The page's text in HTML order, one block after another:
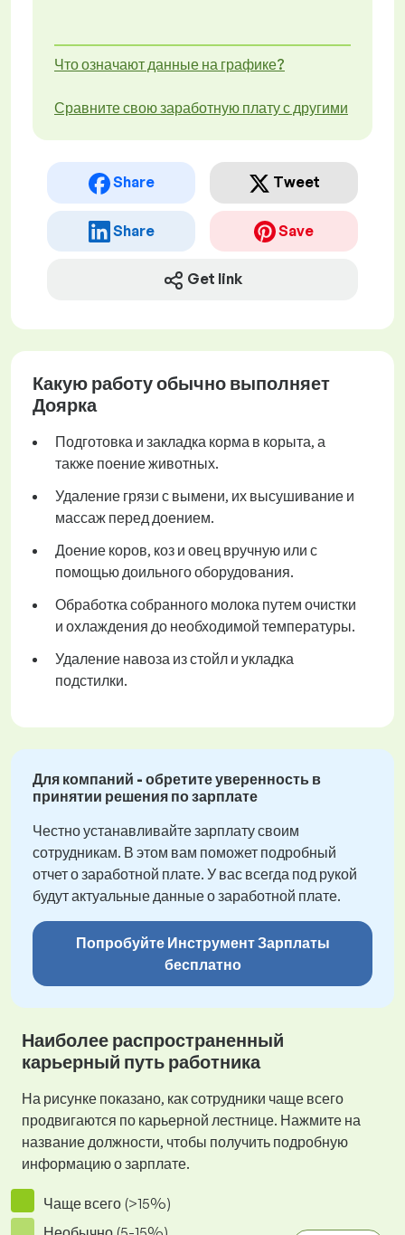
Что означают данные на графике?
Сравните свою заработную плату с другими
Share Tweet
Share Save
Get link
Какую работу обычно выполняет
Доярка
Подготовка и закладка корма в корыта, а
также поение животных.
Удаление грязи с вымени, их высушивание и
массаж перед доением.
Доение коров, коз и овец вручную или с
помощью доильного оборудования.
Обработка собранного молока путем очистки
и охлаждения до необходимой температуры.
Удаление навоза из стойл и укладка
подстилки.
Для компаний - обретите уверенность в
принятии решения по зарплате
Честно устанавливайте зарплату своим
сотрудникам. В этом вам поможет подробный
отчет о заработной плате. У вас всегда под рукой
будут актуальные данные о заработной плате.
Попробуйте Инструмент Зарплаты
бесплатно
Наиболее распространенный
карьерный путь работника
На рисунке показано, как сотрудники чаще всего
продвигаются по карьерной лестнице. Нажмите на
название должности, чтобы получить подробную
информацию о зарплате.
Чаще всего (>15%)